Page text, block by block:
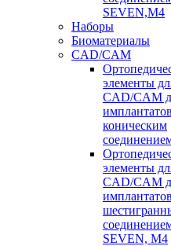
SEVEN,M4
Наборы
Биоматериалы
CAD/CAM
элементы
CAD/CAM
коническим
элементы
CAD/CAM
SEVEN, М4